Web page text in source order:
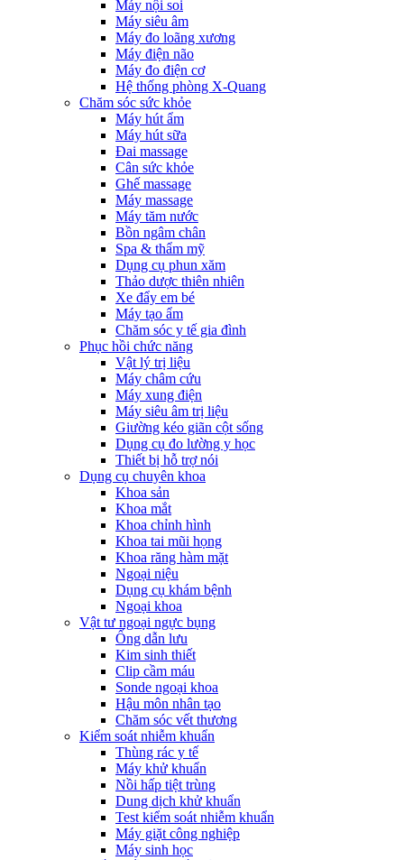
Máy nội soi
Máy siêu âm
Máy đo loãng xương
Máy điện não
Máy đo điện cơ
Hệ thống phòng X-Quang
Chăm sóc sức khỏe
Máy hút ẩm
Máy hút sữa
Đai massage
Cân sức khỏe
Ghế massage
Máy massage
Máy tăm nước
Bồn ngâm chân
Spa & thẩm mỹ
Dụng cụ phun xăm
Thảo dược thiên nhiên
Xe đẩy em bé
Máy tạo ẩm
Chăm sóc y tế gia đình
Phục hồi chức năng
Vật lý trị liệu
Máy châm cứu
Máy xung điện
Máy siêu âm trị liệu
Giường kéo giãn cột sống
Dụng cụ đo lường y học
Thiết bị hỗ trợ nói
Dụng cụ chuyên khoa
Khoa sản
Khoa mắt
Khoa chỉnh hình
Khoa tai mũi họng
Khoa răng hàm mặt
Ngoại niệu
Dụng cụ khám bệnh
Ngoại khoa
Vật tư ngoại ngực bụng
Ống dẫn lưu
Kim sinh thiết
Clip cầm máu
Sonde ngoại khoa
Hậu môn nhân tạo
Chăm sóc vết thương
Kiểm soát nhiễm khuẩn
Thùng rác y tế
Máy khử khuẩn
Nồi hấp tiệt trùng
Dung dịch khử khuẩn
Test kiểm soát nhiễm khuẩn
Máy giặt công nghiệp
Máy sinh học